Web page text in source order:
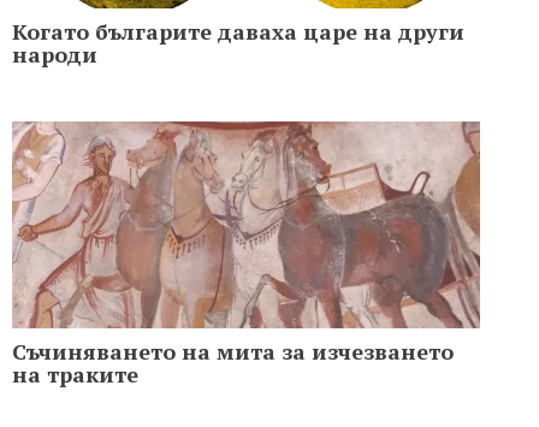
Когато българите даваха царе на други
народи
Съчиняването на мита за изчезването
на траките